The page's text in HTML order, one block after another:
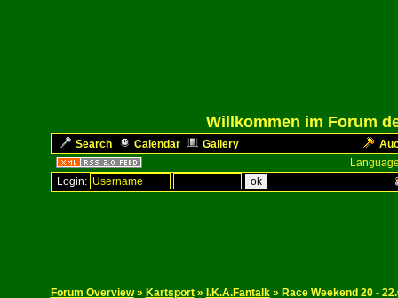
Willkommen im Forum
Search Calendar Gallery
Login:
Forum Overview » Kartsport » I.K.A.Fantalk » Race Weekend 20 -